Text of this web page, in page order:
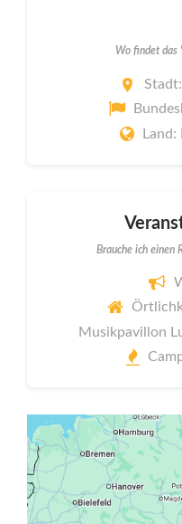
Wo findet das
Stadt:
Land:
Brauche ich einen
Musikpavillon